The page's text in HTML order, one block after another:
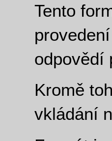
Tento
odpovědí
Kromě
vkládání